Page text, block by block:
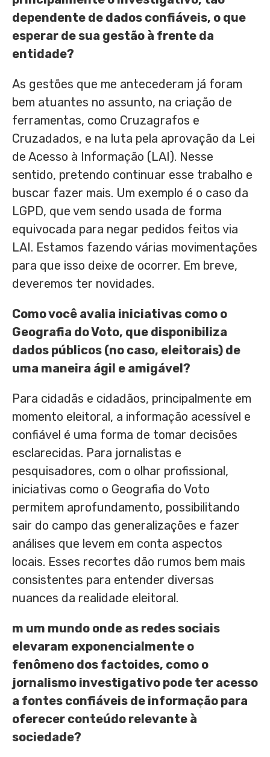
dependente de dados confiáveis, o que
esperar de sua gestão à frente da
entidade?
As gestões que me antecederam já foram
bem atuantes no assunto, na criação de
ferramentas, como Cruzagrafos e
Cruzadados, e na luta pela aprovação da Lei
de Acesso à Informação (LAI). Nesse
sentido, pretendo continuar esse trabalho e
buscar fazer mais. Um exemplo é o caso da
LGPD, que vem sendo usada de forma
equivocada para negar pedidos feitos via
LAI. Estamos fazendo várias movimentações
para que isso deixe de ocorrer. Em breve,
deveremos ter novidades.
Como você avalia iniciativas como o
Geografia do Voto, que disponibiliza
dados públicos (no caso, eleitorais) de
uma maneira ágil e amigável?
Para cidadãs e cidadãos, principalmente em
momento eleitoral, a informação acessível e
confiável é uma forma de tomar decisões
esclarecidas. Para jornalistas e
pesquisadores, com o olhar profissional,
iniciativas como o Geografia do Voto
permitem aprofundamento, possibilitando
sair do campo das generalizações e fazer
análises que levem em conta aspectos
locais. Esses recortes dão rumos bem mais
consistentes para entender diversas
nuances da realidade eleitoral.
m um mundo onde as redes sociais
elevaram exponencialmente o
fenômeno dos factoides, como o
jornalismo investigativo pode ter acesso
a fontes confiáveis de informação para
oferecer conteúdo relevante à
sociedade?